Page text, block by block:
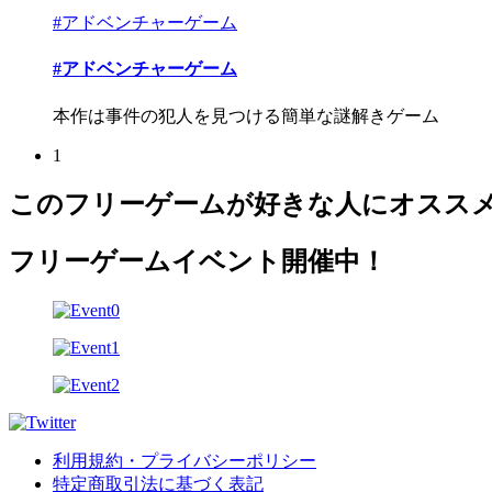
#アドベンチャーゲーム
#アドベンチャーゲーム
本作は事件の犯人を見つける簡単な謎解きゲーム
1
このフリーゲームが好きな人にオスス
フリーゲームイベント開催中！
利用規約・プライバシーポリシー
特定商取引法に基づく表記